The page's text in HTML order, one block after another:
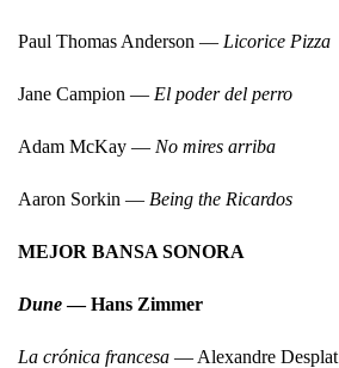
Paul Thomas Anderson — Licorice Pizza
Jane Campion — El poder del perro
Adam McKay — No mires arriba
Aaron Sorkin — Being the Ricardos
MEJOR BANSA SONORA
Dune— Hans Zimmer
La crónica francesa — Alexandre Desplat